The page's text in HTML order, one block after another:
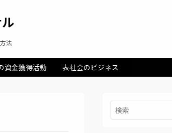
法
資金獲得活動 表社会のビジネス